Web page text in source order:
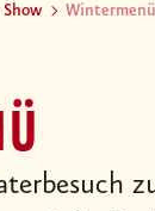
Wintermenü